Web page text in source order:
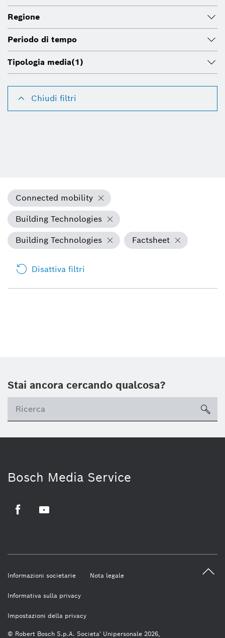
Regione
Periodo di tempo
Tipologia media(1)
Chiudi filtri
Connected mobility
Building Technologies
Building Technologies
Factsheet
Disattiva filtri
Stai ancora cercando qualcosa?
Bosch Media Service
© Robert Bosch S.p.A. Societa' Unipersonale 2026,
Informazioni societarie Nota legale
Informativa sulla privacy
Impostazioni della privacy